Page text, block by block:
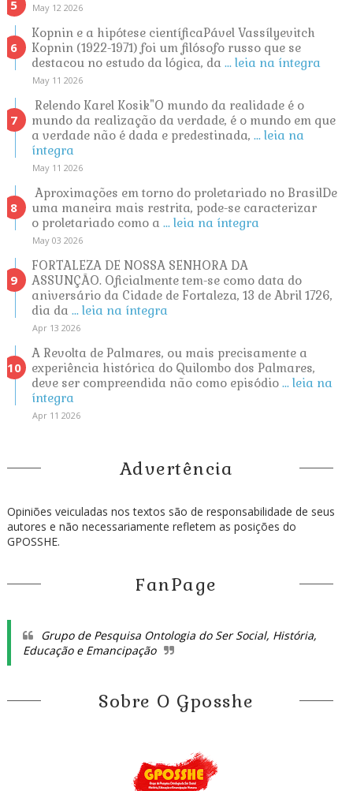
May 12 2026
Kopnin e a hipótese científicaPável Vassílyevitch
Kopnin (1922-1971) foi um filósofo russo que se
destacou no estudo da lógica, da ... leia na íntegra
May 11 2026
Relendo Karel Kosik"O mundo da realidade é o
mundo da realização da verdade, é o mundo em que
a verdade não é dada e predestinada, ... leia na
íntegra
May 11 2026
Aproximações em torno do proletariado no BrasilDe
uma maneira mais restrita, pode-se caracterizar
o proletariado como a ... leia na íntegra
May 03 2026
FORTALEZA DE NOSSA SENHORA DA
ASSUNÇÃO. Oficialmente tem-se como data do
aniversário da Cidade de Fortaleza, 13 de Abril 1726,
dia da ... leia na íntegra
Apr 13 2026
A Revolta de Palmares, ou mais precisamente a
experiência histórica do Quilombo dos Palmares,
deve ser compreendida não como episódio ... leia na
íntegra
Apr 11 2026
Advertência
Opiniões veiculadas nos textos são de responsabilidade de seus
autores e não necessariamente refletem as posições do
GPOSSHE.
FanPage
Grupo de Pesquisa Ontologia do Ser Social, História,
Educação e Emancipação
Sobre O Gposshe